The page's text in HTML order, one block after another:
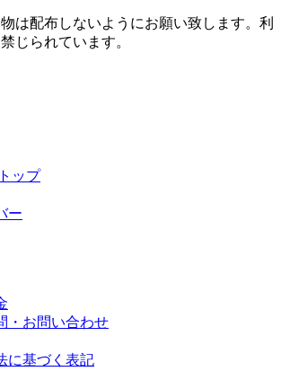
は配布しないようにお願い致します。利
じられています。
ップ
ー
・お問い合わせ
に基づく表記